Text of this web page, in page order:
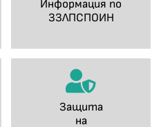
Информация по
ЗЗЛПСПОИН
Защита
на